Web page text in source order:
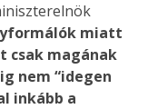
miatt
csak magának
nem “idegen
inkább a